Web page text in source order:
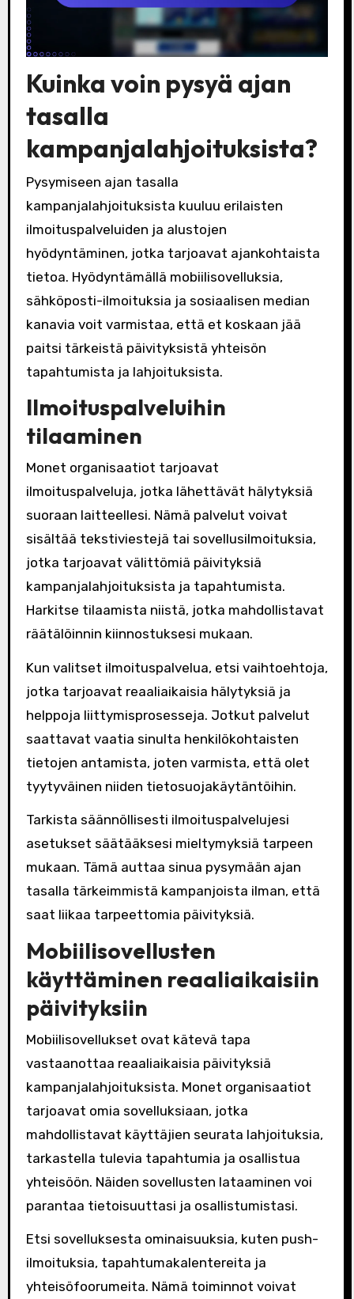
Kuinka voin pysyä ajan
tasalla
kampanjalahjoituksista?
Pysymiseen ajan tasalla
kampanjalahjoituksista kuuluu erilaisten
ilmoituspalveluiden ja alustojen
hyödyntäminen, jotka tarjoavat ajankohtaista
tietoa. Hyödyntämällä mobiilisovelluksia,
sähköposti-ilmoituksia ja sosiaalisen median
kanavia voit varmistaa, että et koskaan jää
paitsi tärkeistä päivityksistä yhteisön
tapahtumista ja lahjoituksista.
Ilmoituspalveluihin
tilaaminen
Monet organisaatiot tarjoavat
ilmoituspalveluja, jotka lähettävät hälytyksiä
suoraan laitteellesi. Nämä palvelut voivat
sisältää tekstiviestejä tai sovellusilmoituksia,
jotka tarjoavat välittömiä päivityksiä
kampanjalahjoituksista ja tapahtumista.
Harkitse tilaamista niistä, jotka mahdollistavat
räätälöinnin kiinnostuksesi mukaan.
Kun valitset ilmoituspalvelua, etsi vaihtoehtoja,
jotka tarjoavat reaaliaikaisia hälytyksiä ja
helppoja liittymisprosesseja. Jotkut palvelut
saattavat vaatia sinulta henkilökohtaisten
tietojen antamista, joten varmista, että olet
tyytyväinen niiden tietosuojakäytäntöihin.
Tarkista säännöllisesti ilmoituspalvelujesi
asetukset säätääksesi mieltymyksiä tarpeen
mukaan. Tämä auttaa sinua pysymään ajan
tasalla tärkeimmistä kampanjoista ilman, että
saat liikaa tarpeettomia päivityksiä.
Mobiilisovellusten
käyttäminen reaaliaikaisiin
päivityksiin
Mobiilisovellukset ovat kätevä tapa
vastaanottaa reaaliaikaisia päivityksiä
kampanjalahjoituksista. Monet organisaatiot
tarjoavat omia sovelluksiaan, jotka
mahdollistavat käyttäjien seurata lahjoituksia,
tarkastella tulevia tapahtumia ja osallistua
yhteisöön. Näiden sovellusten lataaminen voi
parantaa tietoisuuttasi ja osallistumistasi.
Etsi sovelluksesta ominaisuuksia, kuten push-
ilmoituksia, tapahtumakalentereita ja
yhteisöfoorumeita. Nämä toiminnot voivat